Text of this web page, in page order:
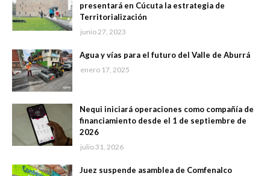
presentará en Cúcuta la estrategia de
Territorialización
junio 27, 2023
Agua y vías para el futuro del Valle de Aburrá
enero 17, 2025
Nequi iniciará operaciones como compañía de
financiamiento desde el 1 de septiembre de
2026
julio 31, 2026
Juez suspende asamblea de Comfenalco